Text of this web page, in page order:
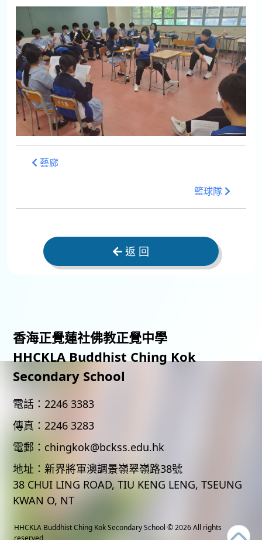
藝廊
籃球隊
返 回
香海正覺蓮社佛教正覺中學
HHCKLA Buddhist Ching Kok
Secondary School
電話： 2246 3383
傳真： 2246 3283
電郵： chingkok@bckss.edu.hk
地址： 新界將軍澳調景嶺翠嶺路38號
38 CHUI LING ROAD, TIU KENG LENG, TSEUNG
KWAN O, NT
HHCKLA Buddhist Ching Kok Secondary School © 2026 All rights
reserved